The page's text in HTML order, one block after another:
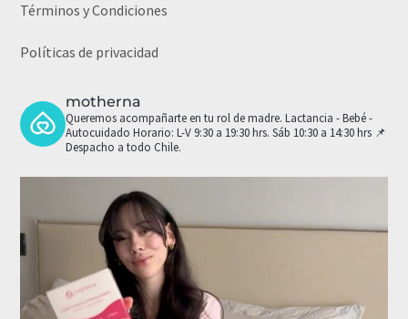
Términos y Condiciones
Políticas de privacidad
motherna
Queremos acompañarte en tu rol de madre. Lactancia - Bebé -
Autocuidado Horario: L-V 9:30 a 19:30 hrs. Sáb 10:30 a 14:30 hrs 📌
Despacho a todo Chile.